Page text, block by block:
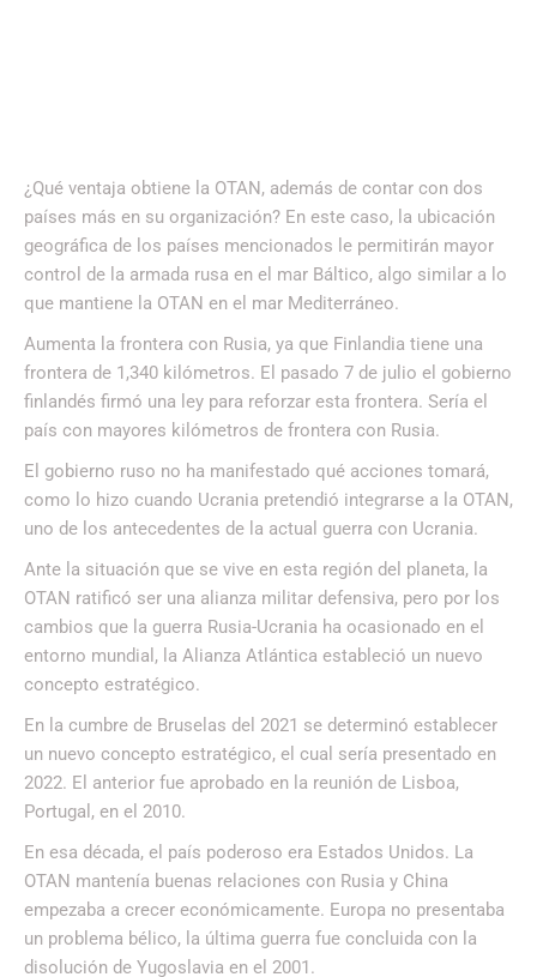
¿Qué ventaja obtiene la OTAN, además de contar con dos
países más en su organización? En este caso, la ubicación
geográfica de los países mencionados le permitirán mayor
control de la armada rusa en el mar Báltico, algo similar a lo
que mantiene la OTAN en el mar Mediterráneo.
Aumenta la frontera con Rusia, ya que Finlandia tiene una
frontera de 1,340 kilómetros. El pasado 7 de julio el gobierno
finlandés firmó una ley para reforzar esta frontera. Sería el
país con mayores kilómetros de frontera con Rusia.
El gobierno ruso no ha manifestado qué acciones tomará,
como lo hizo cuando Ucrania pretendió integrarse a la OTAN,
uno de los antecedentes de la actual guerra con Ucrania.
Ante la situación que se vive en esta región del planeta, la
OTAN ratificó ser una alianza militar defensiva, pero por los
cambios que la guerra Rusia-Ucrania ha ocasionado en el
entorno mundial, la Alianza Atlántica estableció un nuevo
concepto estratégico.
En la cumbre de Bruselas del 2021 se determinó establecer
un nuevo concepto estratégico, el cual sería presentado en
2022. El anterior fue aprobado en la reunión de Lisboa,
Portugal, en el 2010.
En esa década, el país poderoso era Estados Unidos. La
OTAN mantenía buenas relaciones con Rusia y China
empezaba a crecer económicamente. Europa no presentaba
un problema bélico, la última guerra fue concluida con la
disolución de Yugoslavia en el 2001.